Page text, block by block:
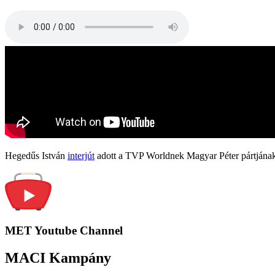
Hegedűs István interjút adott a TVP Worldnek Magyar Péter
MET Youtube Channel
MACI Kampány